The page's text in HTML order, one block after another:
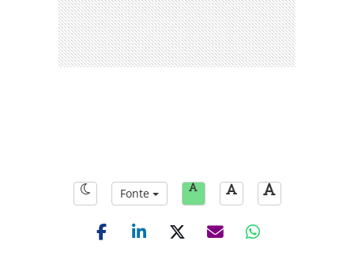
Fonte